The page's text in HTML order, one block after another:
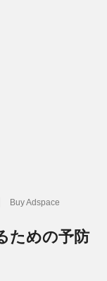
Buy Adspace
ための予防